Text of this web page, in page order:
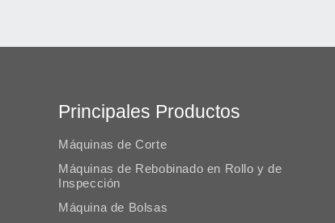
Principales Productos
Máquinas de Corte
Máquinas de Rebobinado en Rollo y de
Inspección
Máquina de Bolsas